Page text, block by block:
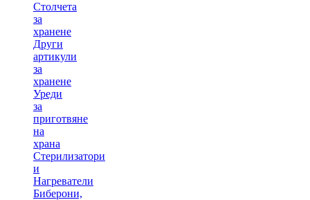
Столчета
за
хранене
Други
артикули
за
хранене
Уреди
за
приготвяне
на
храна
Стерилизатори
и
Нагреватели
Биберони,